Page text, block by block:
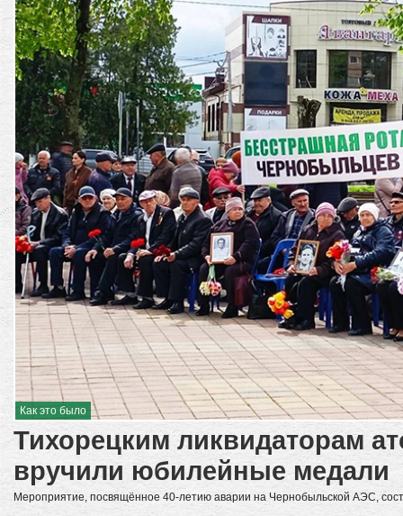
Как это было
Тихорецким ликвидаторам
вручили юбилейные медали
Мероприятие, посвящённое 40-летию аварии на Чернобыльской АЭС,